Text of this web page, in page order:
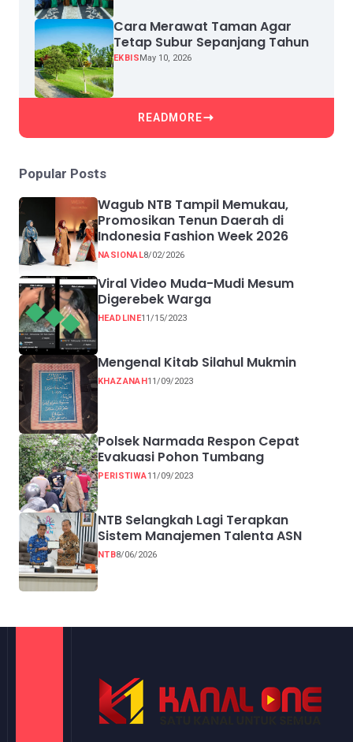
Cara Merawat Taman Agar
Tetap Subur Sepanjang Tahun
EKBISMay 10, 2026
READMORE
Popular Posts
Wagub NTB Tampil Memukau,
Promosikan Tenun Daerah di
Indonesia Fashion Week 2026
NASIONAL8/02/2026
Viral Video Muda-Mudi Mesum
Digerebek Warga
HEADLINE11/15/2023
Mengenal Kitab Silahul Mukmin
KHAZANAH11/09/2023
Polsek Narmada Respon Cepat
Evakuasi Pohon Tumbang
PERISTIWA11/09/2023
NTB Selangkah Lagi Terapkan
Sistem Manajemen Talenta ASN
NTB8/06/2026